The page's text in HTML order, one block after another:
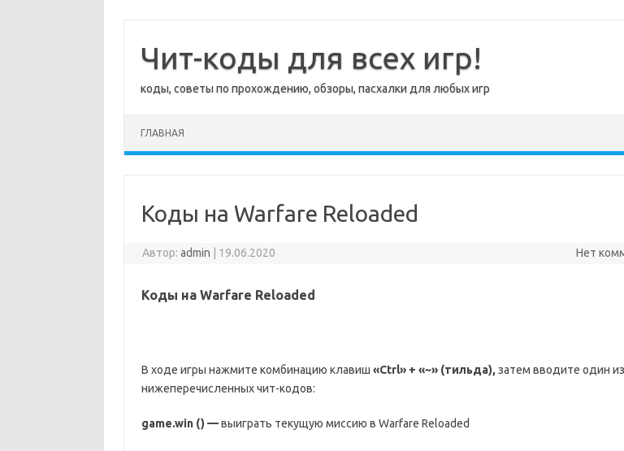
содержимому
Чит-коды для всех игр!
коды, советы по прохождению, обзоры, пасхалки для любых игр
ГЛАВНАЯ
Коды на Warfare Reloaded
Автор:admin 19.06.2020 Нет
Коды на Warfare Reloaded
В ходе игры нажмите комбинацию клавиш «Ctrl» + «~» (тильда), затем вводите один из
нижеперечисленных чит-кодов:
game.win() —выиграть текущую миссию в Warfare Reloaded